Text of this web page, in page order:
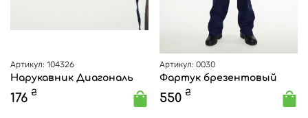
Артикул: 104326
Нарукавник Диагональ
176 ₴
Артикул: 0030
Фартук брезентовый
550 ₴